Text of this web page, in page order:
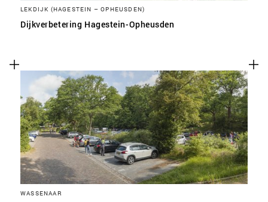
LEKDIJK (HAGESTEIN – OPHEUSDEN)
Dijkverbetering Hagestein-Opheusden
WASSENAAR